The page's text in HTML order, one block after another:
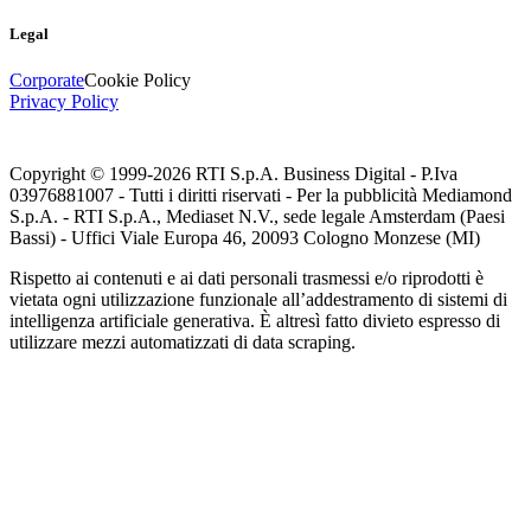
Legal
CorporateCookie Policy
Privacy Policy
Copyright © 1999-2026 RTI S.p.A. Business Digital - P.Iva
03976881007 - Tutti i diritti riservati - Per la pubblicità Mediamond
S.p.A. - RTI S.p.A., Mediaset N.V., sede legale Amsterdam (Paesi
Bassi) - Uffici Viale Europa 46, 20093 Cologno Monzese (MI)
Rispetto ai contenuti e ai dati personali trasmessi e/o riprodotti è
vietata ogni utilizzazione funzionale all’addestramento di sistemi di
intelligenza artificiale generativa. È altresì fatto divieto espresso di
utilizzare mezzi automatizzati di data scraping.